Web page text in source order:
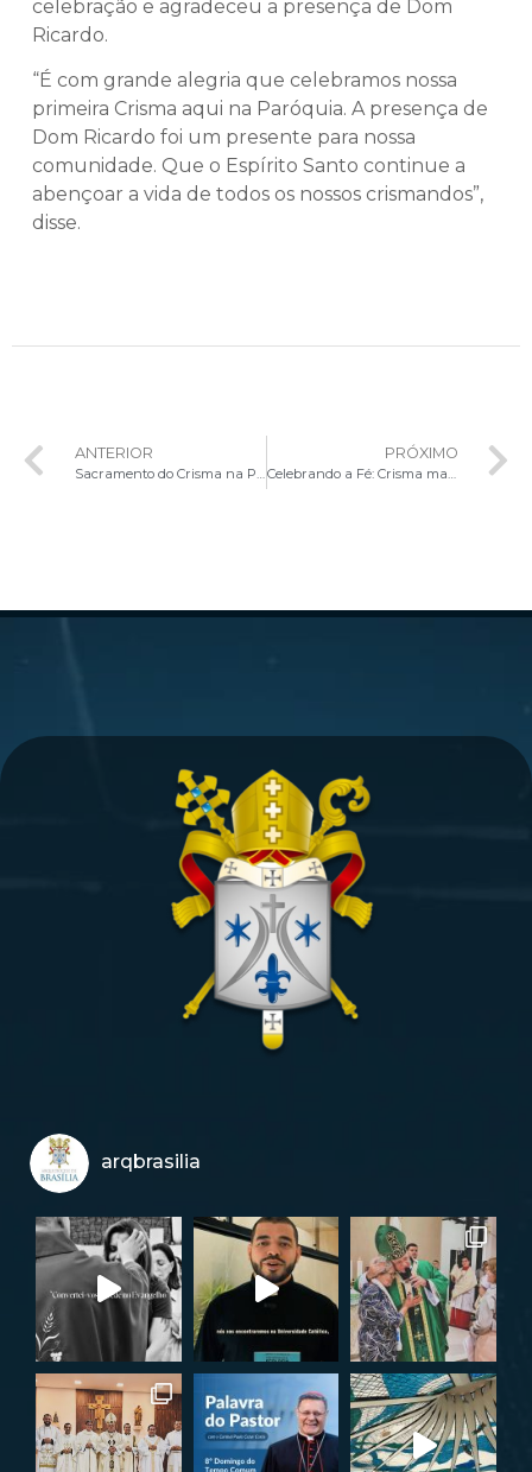
celebração e agradeceu a presença de Dom
Ricardo.
“É com grande alegria que celebramos nossa
primeira Crisma aqui na Paróquia. A presença de
Dom Ricardo foi um presente para nossa
comunidade. Que o Espírito Santo continue a
abençoar a vida de todos os nossos crismandos”,
disse.
ANTERIOR PRÓXIMO
arqbrasilia